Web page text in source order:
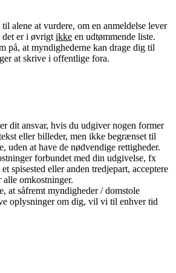
alene at vurdere, om en anmeldelse lever
det er i øvrigt ikke en udtømmende liste.
at myndighederne kan drage dig til
at skrive i offentlige fora.
dit ansvar, hvis du udgiver nogen former
eller billeder, men ikke begrænset til
uden at have de nødvendige rettigheder.
forbundet med din udgivelse, fx
spisested eller anden tredjepart, acceptere
alle omkostninger.
at såfremt myndigheder / domstole
oplysninger om dig, vil vi til enhver tid